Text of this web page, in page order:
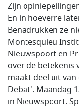
Zijn
En in hoeverre
Benadrukken ze
Montesquieu
Nieuwspoort en
over de betekenis
maakt deel uit
Debat'. Maandag
in Nieuwspoort.